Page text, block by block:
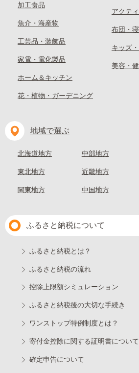
加工食品
魚介・海産物
工芸品・装飾品
家電・電化製品
ホーム＆キッチン
花・植物・ガーデニング
アクテ
布団・
キッズ
美容・
地域で選ぶ
北海道地方
東北地方
関東地方
中部地方
近畿地方
中国地方
ふるさと納税について
ふるさと納税とは？
ふるさと納税の流れ
控除上限額シミュレーション
ふるさと納税後の大切な手続き
ワンストップ特例制度とは？
寄付金控除に関する証明書について
確定申告について